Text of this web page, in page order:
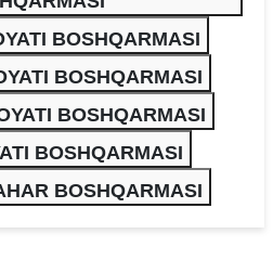
BOSHQARMASI
BOSHQARMASI
BOSHQARMASI
BOSHQARMASI
BOSHQARMASI